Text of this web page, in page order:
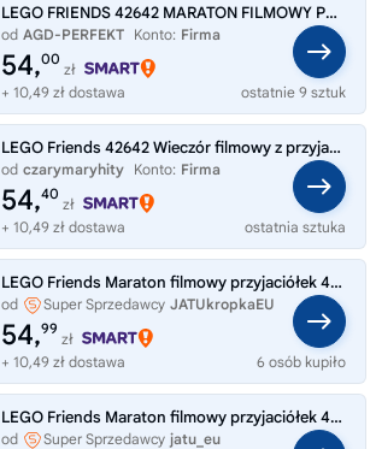
LEGO FRIENDS 42642 MARATON FILMOWY PRZYJACIÓŁEK
od AGD-PERFEKT Konto: Firma
54,00
zł
+ 10,49 zł dostawa
ostatnie 9 sztuk
LEGO Friends 42642 Wieczór filmowy z przyjaciółmi
od czarymaryhity Konto: Firma
54,40
zł
+ 10,49 zł dostawa
ostatnia sztuka
LEGO Friends Maraton filmowy przyjaciółek 42642
od Super Sprzedawcy JATUkropkaEU
54,99
zł
+ 10,49 zł dostawa
6 osób kupiło
LEGO Friends Maraton filmowy przyjaciółek 42642
od Super Sprzedawcy jatu_eu